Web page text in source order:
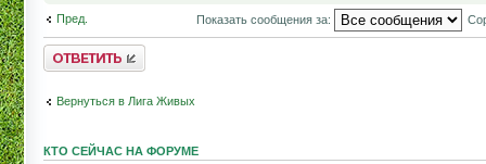
Пред. Показать сообщения за:
Комментировать
Вернуться в Лига Живых
КТО СЕЙЧАС НА ФОРУМЕ